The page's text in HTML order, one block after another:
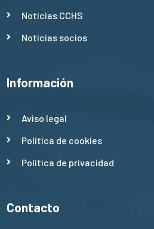
Noticias CCHS
Noticias socios
Información
Aviso legal
Política de cookies
Política de privacidad
Contacto